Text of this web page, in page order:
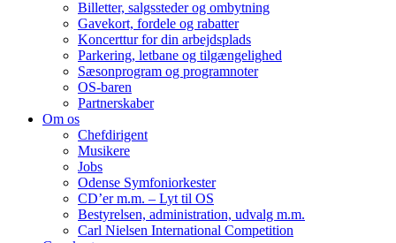
Billetter, salgssteder og ombytning
Gavekort, fordele og rabatter
Koncerttur for din arbejdsplads
Parkering, letbane og tilgængelighed
Sæsonprogram og programnoter
OS-baren
Partnerskaber
Om os
Chefdirigent
Musikere
Jobs
Odense Symfoniorkester
CD’er m.m. – Lyt til OS
Bestyrelsen, administration, udvalg m.m.
Carl Nielsen International Competition